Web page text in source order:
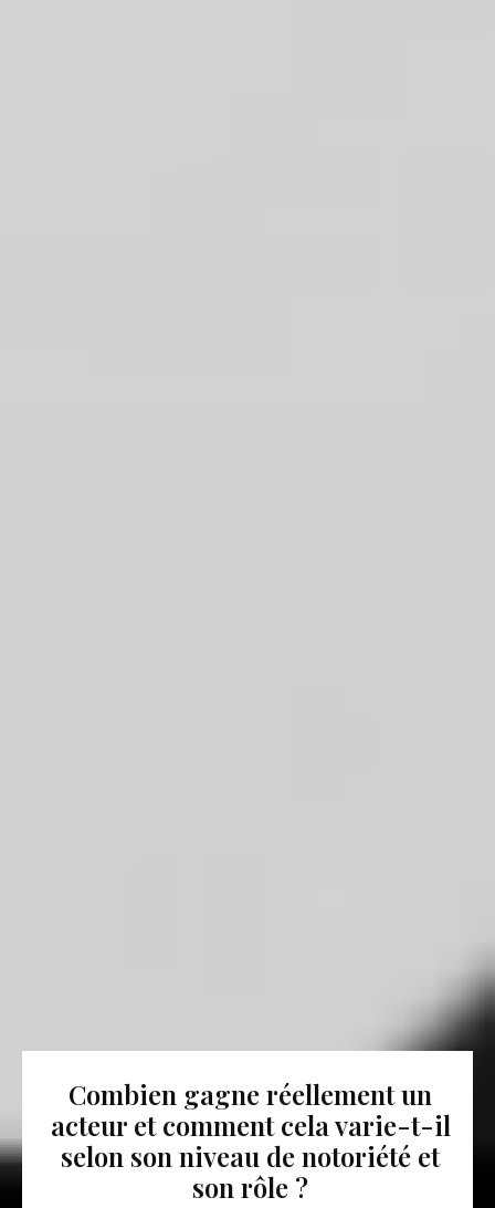
Combien gagne réellement un
acteur et comment cela varie-t-il
selon son niveau de notoriété et
son rôle ?